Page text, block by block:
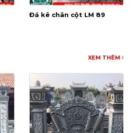
Đá kê chân cột LM 89
XEM THÊM